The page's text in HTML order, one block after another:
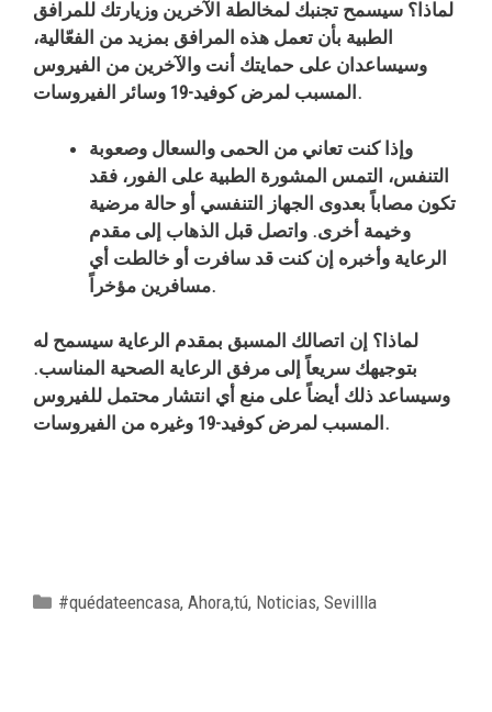
لماذا؟ سيسمح تجنبك لمخالطة الآخرين وزيارتك للمرافق
الطبية بأن تعمل هذه المرافق بمزيد من الفعّالية،
وسيساعدان على حمايتك أنت والآخرين من الفيروس
المسبب لمرض كوفيد-19 وسائر الفيروسات.
وإذا كنت تعاني من الحمى والسعال وصعوبة
التنفس، التمس المشورة الطبية على الفور، فقد
تكون مصاباً بعدوى الجهاز التنفسي أو حالة مرضية
وخيمة أخرى. واتصل قبل الذهاب إلى مقدم
الرعاية وأخبره إن كنت قد سافرت أو خالطت أي
مسافرين مؤخراً.
لماذا؟ إن اتصالك المسبق بمقدم الرعاية سيسمح له
بتوجيهك سريعاً إلى مرفق الرعاية الصحية المناسب.
وسيساعد ذلك أيضاً على منع أي انتشار محتمل للفيروس
المسبب لمرض كوفيد-19 وغيره من الفيروسات.
#quédateencasa,Ahora,tú, Noticias,Sevillla